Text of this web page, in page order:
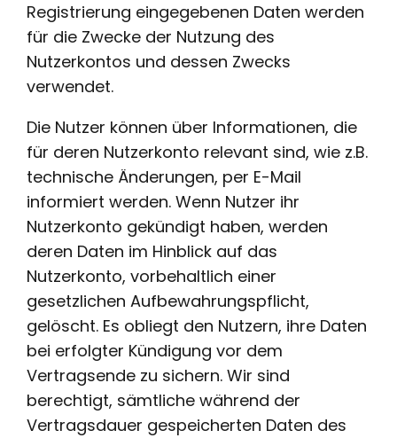
Registrierung eingegebenen Daten werden
für die Zwecke der Nutzung des
Nutzerkontos und dessen Zwecks
verwendet.
Die Nutzer können über Informationen, die
für deren Nutzerkonto relevant sind, wie z.B.
technische Änderungen, per E-Mail
informiert werden. Wenn Nutzer ihr
Nutzerkonto gekündigt haben, werden
deren Daten im Hinblick auf das
Nutzerkonto, vorbehaltlich einer
gesetzlichen Aufbewahrungspflicht,
gelöscht. Es obliegt den Nutzern, ihre Daten
bei erfolgter Kündigung vor dem
Vertragsende zu sichern. Wir sind
berechtigt, sämtliche während der
Vertragsdauer gespeicherten Daten des